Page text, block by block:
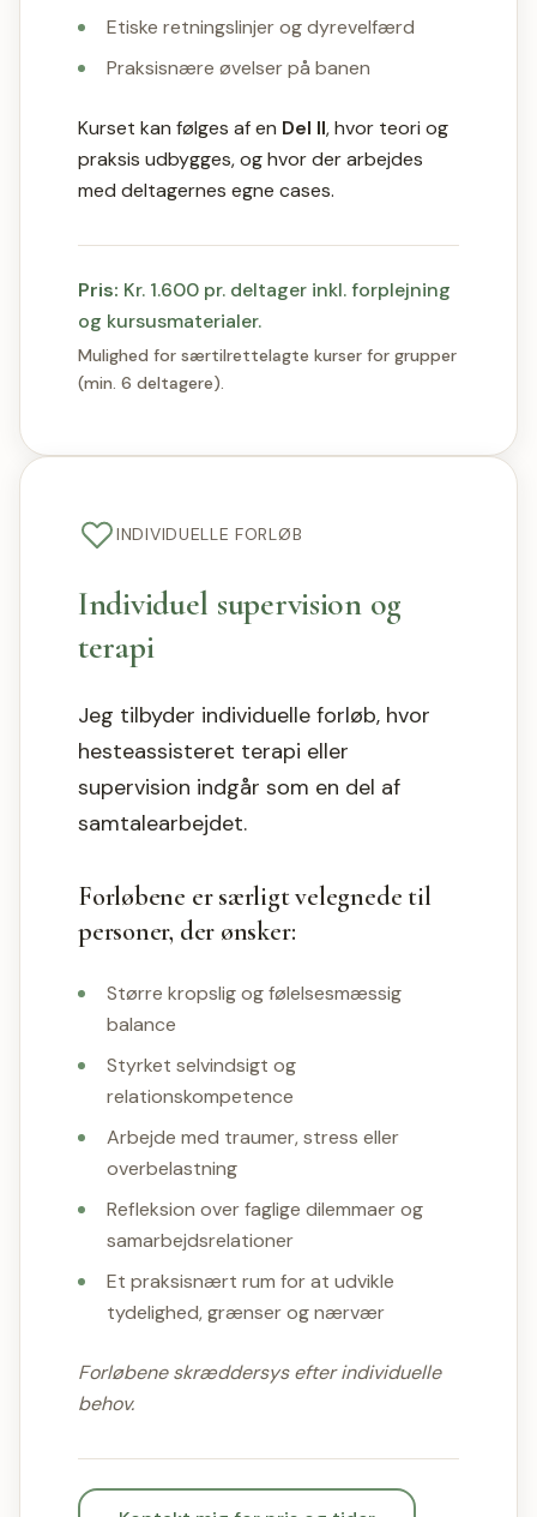
Etiske retningslinjer og dyrevelfærd
Praksisnære øvelser på banen
Kurset kan følges af en Del II, hvor teori og
praksis udbygges, og hvor der arbejdes
med deltagernes egne cases.
Pris: Kr. 1.600 pr. deltager inkl. forplejning
og kursusmaterialer.
Mulighed for særtilrettelagte kurser for grupper
(min. 6 deltagere).
INDIVIDUELLE FORLØB
Individuel supervision og
terapi
Jeg tilbyder individuelle forløb, hvor
hesteassisteret terapi eller
supervision indgår som en del af
samtalearbejdet.
Forløbene er særligt velegnede til
personer, der ønsker:
Større kropslig og følelsesmæssig
balance
Styrket selvindsigt og
relationskompetence
Arbejde med traumer, stress eller
overbelastning
Refleksion over faglige dilemmaer og
samarbejdsrelationer
Et praksisnært rum for at udvikle
tydelighed, grænser og nærvær
Forløbene skræddersys efter individuelle
behov.